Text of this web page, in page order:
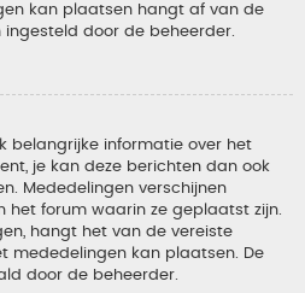
kan plaatsen hangt af van de
ingesteld door de beheerder.
belangrijke informatie over het
je kan deze berichten dan ook
Mededelingen verschijnen
het forum waarin ze geplaatst zijn.
hangt het van de vereiste
mededelingen kan plaatsen. De
door de beheerder.